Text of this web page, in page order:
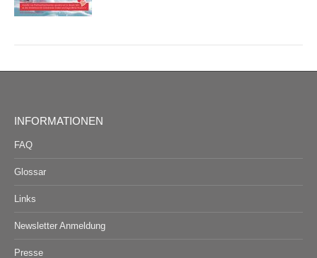
INFORMATIONEN
FAQ
Glossar
Links
Newsletter Anmeldung
Presse